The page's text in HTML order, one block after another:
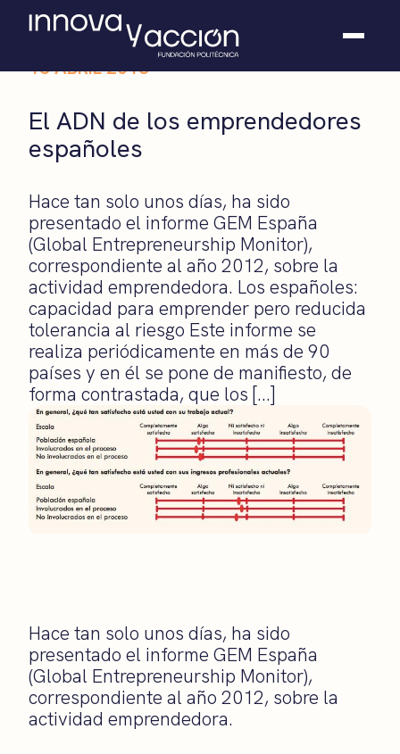
Somos fundación
Casos de éxito
Contacto
18 ABRIL 2013
El ADN de los emprendedores
españoles
Hace tan solo unos días, ha sido
presentado el informe GEM España
(Global Entrepreneurship Monitor),
correspondiente al año 2012, sobre la
actividad emprendedora. Los españoles:
capacidad para emprender pero reducida
tolerancia al riesgo Este informe se
realiza periódicamente en más de 90
países y en él se pone de manifiesto, de
forma contrastada, que los […]
Hace tan solo unos días, ha sido
presentado el informe GEM España
(Global Entrepreneurship Monitor),
correspondiente al año 2012, sobre la
actividad emprendedora.